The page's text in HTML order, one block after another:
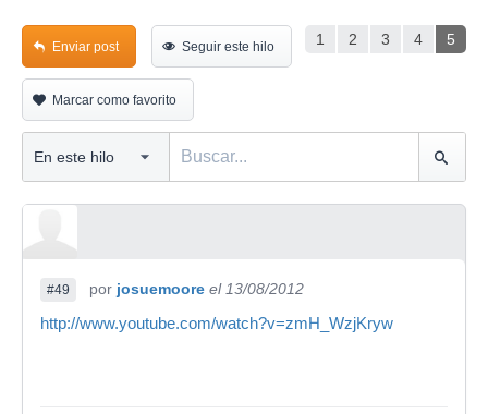
1 2 3 4 5
Enviar post Seguir este hilo
Marcar como favorito
#49 por josuemoore el 13/08/2012
http://www.youtube.com/watch?v=zmH_WzjKryw